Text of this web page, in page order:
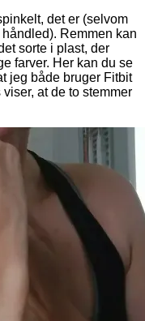
det er (selvom
Remmen kan
sorte i plast, der
farver. Her kan du se
jeg både bruger Fitbit
at de to stemmer